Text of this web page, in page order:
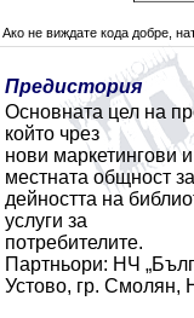
Ако не виждате кода добре,
Предистория
Основната цел на
който чрез
нови маркетингови
местната общност за
дейността на
услуги за
потребителите.
Партньори: НЧ
Устово, гр. Смолян,